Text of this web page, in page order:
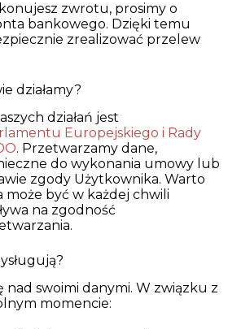
zwrotu, prosimy o
bankowego. Dzięki temu
zrealizować przelew
działamy?
działań jest
Europejskiego i Rady
. Przetwarzamy dane,
do wykonania umowy lub
zgody Użytkownika. Warto
może być w każdej chwili
na zgodność
nad swoimi danymi. W związku z
momencie: